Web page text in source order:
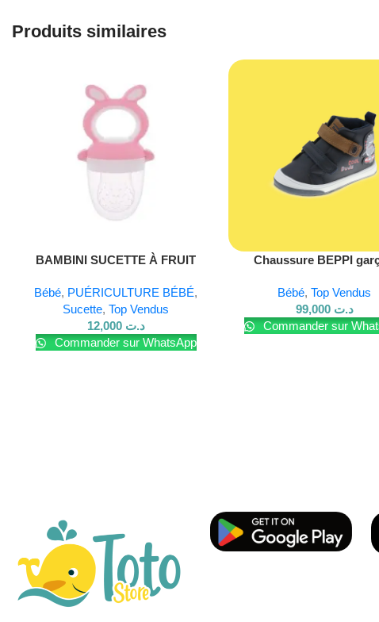
Produits similaires
BAMBINI SUCETTE À FRUIT
Bébé, PUÉRICULTURE BÉBÉ,
Sucette,Top Vendus
د.ت 12,000
Commander sur WhatsApp
Chaussure BEPPI
Bébé,Top Vendus
د.ت 99,000
Commander sur